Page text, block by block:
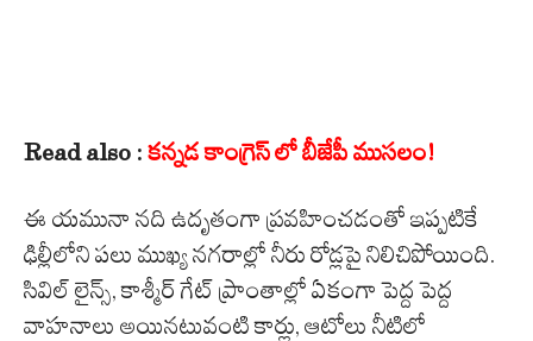
Read also : కన్నడ కాంగ్రెస్ లో బీజేపీ ముసలం!
ఈ యమునా నది ఉదృతంగా ప్రవహించడంతో ఇప్పటికే
ఢిల్లీలోని పలు ముఖ్య నగరాల్లో నీరు రోడ్లపై నిలిచిపోయింది.
సివిల్ లైన్స్, కాశ్మీర్ గేట్ ప్రాంతాల్లో ఏకంగా పెద్ద పెద్ద
వాహనాలు అయినటువంటి కార్లు, ఆటోలు నీటిలో